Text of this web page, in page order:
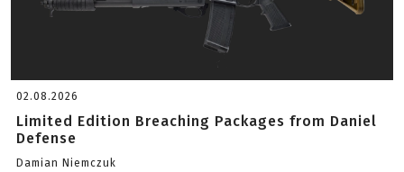
02.08.2026
Limited Edition Breaching Packages from Daniel
Defense
Damian Niemczuk